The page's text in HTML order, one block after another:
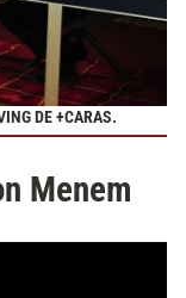
DE +CARAS.
Menem